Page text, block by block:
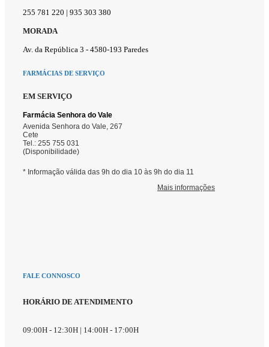
255 781 220 | 935 303 380
MORADA
Av. da República 3 - 4580-193 Paredes
FARMÁCIAS DE SERVIÇO
EM SERVIÇO
FALE CONNOSCO
HORÁRIO DE ATENDIMENTO
09:00H - 12:30H | 14:00H - 17:00H